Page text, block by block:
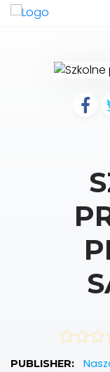
PUBLISHER: